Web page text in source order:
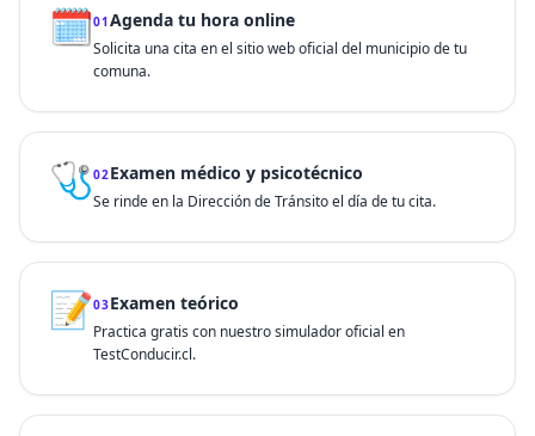
🗓️01Agenda tu hora online
Solicita una cita en el sitio web oficial del municipio de tu
comuna.
🩺02Examen médico y psicotécnico
Se rinde en la Dirección de Tránsito el día de tu cita.
📝03Examen teórico
Practica gratis con nuestro simulador oficial en
TestConducir.cl.